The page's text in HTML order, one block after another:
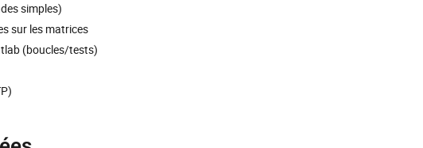
simples)
sur les matrices
(boucles/tests)